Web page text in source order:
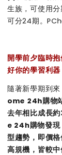
生族，可使用
可分24期。
開學前夕臨時
好你的學習利器
隨著新學期到
ome 24h購物
去年相比成長
e 24h購物發現
型趨勢，即價
高規機，皆較